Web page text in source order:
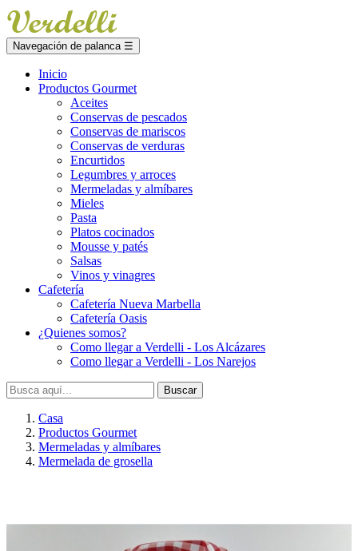
Navegación de palanca ☰
Inicio
Productos Gourmet
Aceites
Conservas de pescados
Conservas de mariscos
Conservas de verduras
Encurtidos
Legumbres y arroces
Mermeladas y almíbares
Mieles
Pasta
Platos cocinados
Mousse y patés
Salsas
Vinos y vinagres
Cafetería
Cafetería Nueva Marbella
Cafetería Oasis
¿Quienes somos?
Como llegar a Verdelli - Los Alcázares
Como llegar a Verdelli - Los Narejos
Buscar
Casa
Productos Gourmet
Mermeladas y almíbares
Mermelada de grosella